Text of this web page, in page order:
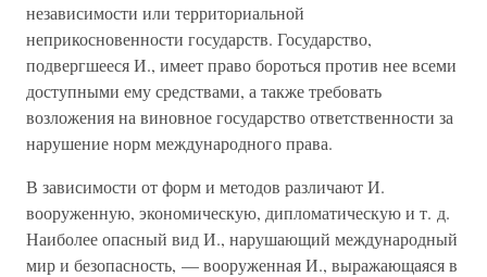
независимости или территориальной
неприкосновенности государств. Государство,
подвергшееся И., имеет право бороться против нее всеми
доступными ему средствами, а также требовать
возложения на виновное государство ответственности за
нарушение норм международного права.
В зависимости от форм и методов различают И.
вооруженную, экономическую, дипломатическую и т. д.
Наиболее опасный вид И., нарушающий международный
мир и безопасность, — вооруженная И., выражающаяся в